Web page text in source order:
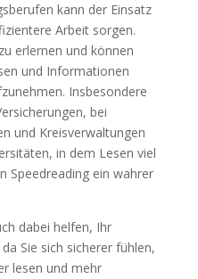
kann der Einsatz
Arbeit sorgen.
erlernen und können
und Informationen
Insbesondere
bei
und Kreisverwaltungen
in dem Lesen viel
Speedreading ein wahrer
dabei helfen, Ihr
Sie sich sicherer fühlen,
lesen und mehr